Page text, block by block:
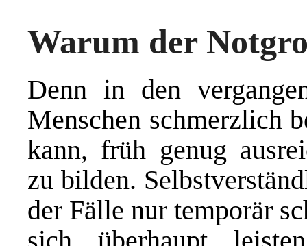
Warum der
Denn in den
Menschen schmerzlich
kann, früh genug
zu bilden.
der Fälle nur temporär